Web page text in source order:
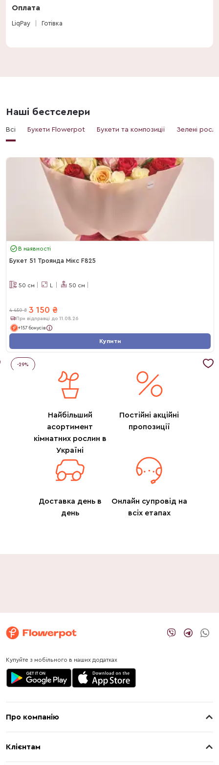
Оплата
LiqPay Готівка
Наші бестселери
Всі Букети Flowerpot Букети та композиції Зелені
В наявності
Букет 51 Троянда Мікс F825
50 см L 50 см
4 450 ₴ 3 150 ₴
При відправці до 11.08.26
+157 бонусів
Купити
-29%
Найбільший
асортимент
кімнатних рослин в
Україні
Постійні акційні
пропозиції
Доставка день в
день
Онлайн супровід на
всіх етапах
Купуйте з мобільного в наших додатках
Про компанію
Клієнтам